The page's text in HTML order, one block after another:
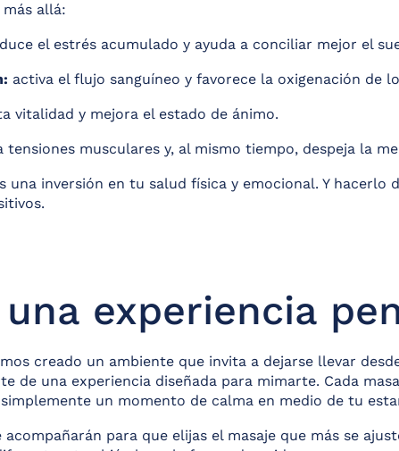
allá:
el estrés acumulado y ayuda a conciliar mejor el
activa el flujo sanguíneo y favorece la oxigenación de
vitalidad y mejora el estado de ánimo.
tensiones musculares y, al mismo tiempo, despeja la
una inversión en tu salud física y emocional. Y
experiencia
creado un ambiente que invita a dejarse llevar
de una experiencia diseñada para mimarte. Cada
un momento de calma en medio de tu
para que elijas el masaje que más se